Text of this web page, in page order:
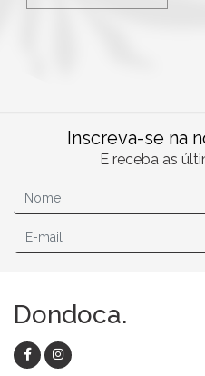
Inscreva-se na
E receba as
Dondoca.